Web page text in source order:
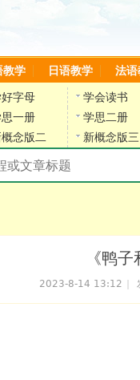
教学 日语教学 法语
字母
学会读书
一册
学思二册
念版二 新概念版三
《鸭
2023-8-14 13:12